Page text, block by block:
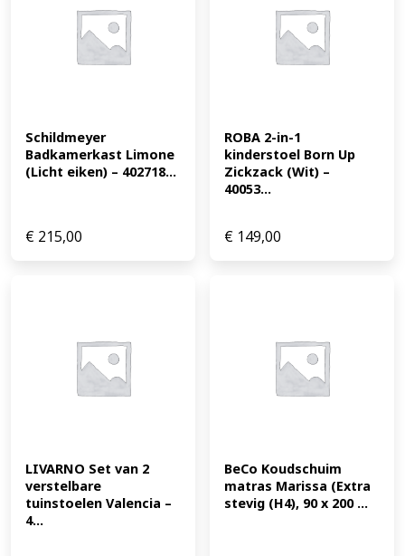
Schildmeyer
Badkamerkast Limone
(Licht eiken) – 402718...
€ 215,00
ROBA 2-in-1
kinderstoel Born Up
Zickzack (Wit) –
40053...
€ 149,00
LIVARNO Set van 2
verstelbare
tuinstoelen Valencia –
4...
BeCo Koudschuim
matras Marissa (Extra
stevig (H4), 90 x 200 ...